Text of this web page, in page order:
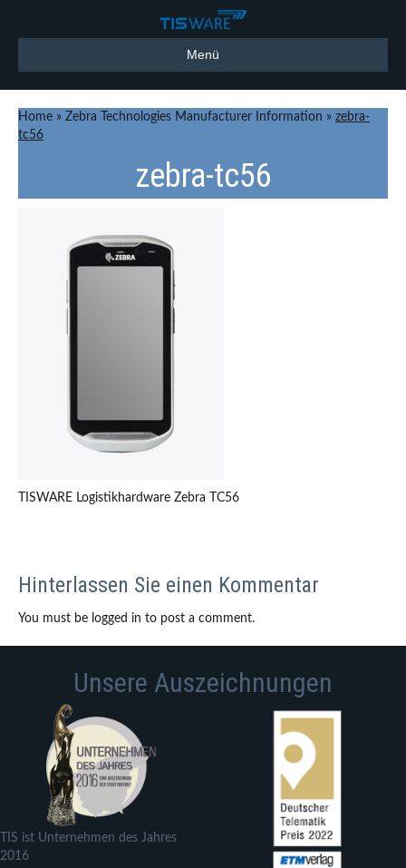
Menü
Home » Zebra Technologies Manufacturer Information » zebra-
tc56
zebra-tc56
TISWARE Logistikhardware Zebra TC56
Hinterlassen Sie einen Kommentar
You must be logged in to post a comment.
Unsere Auszeichnungen
TIS ist Unternehmen des Jahres
2016